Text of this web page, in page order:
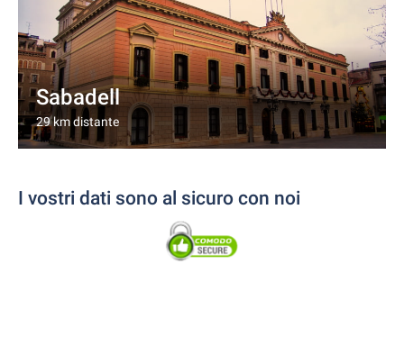
Sabadell
29 km distante
I vostri dati sono al sicuro con noi